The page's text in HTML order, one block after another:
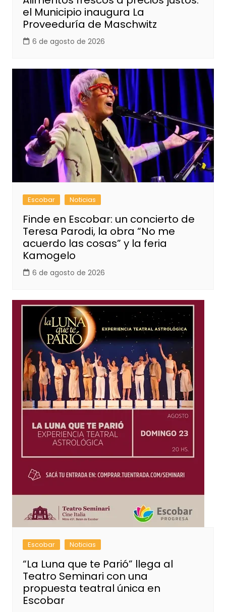
el Municipio inaugura La
Proveeduría de Maschwitz
6 de agosto de 2026
Escobar Noticias
Finde en Escobar: un concierto de
Teresa Parodi, la obra “No me
acuerdo las cosas” y la feria
Kamogelo
6 de agosto de 2026
Escobar Noticias
“La Luna que te Parió” llega al
Teatro Seminari con una
propuesta teatral única en
Escobar